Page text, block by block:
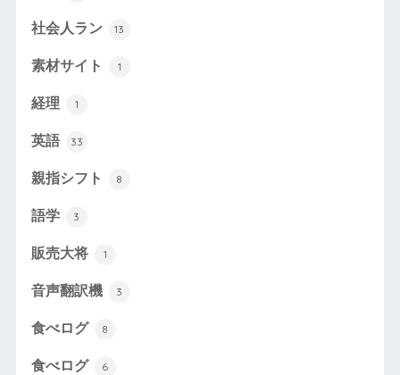
社会人ラン 13
素材サイト 1
経理 1
英語 33
親指シフト 8
語学 3
販売大将 1
音声翻訳機 3
食べログ 8
食べログ 6